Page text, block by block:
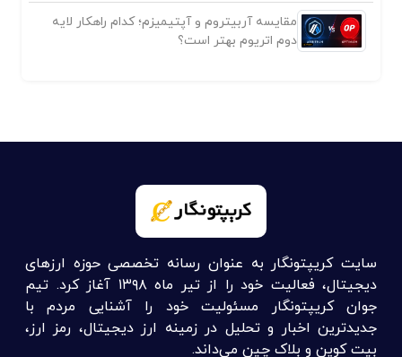
مقایسه آربیتروم و آپتیمیزم؛ کدام راهکار لایه
دوم اتریوم بهتر است؟
سایت کریپتونگار به عنوان رسانه تخصصی حوزه ارزهای
دیجیتال، فعالیت خود را از تیر ماه ۱۳۹۸ آغاز کرد. تیم
جوان کریپتونگار مسئولیت خود را آشنایی مردم با
جدیدترین اخبار و تحلیل در زمینه ارز دیجیتال، رمز ارز،
بیت کوین و بلاک چین می‌داند.